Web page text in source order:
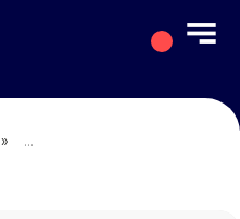
» ...